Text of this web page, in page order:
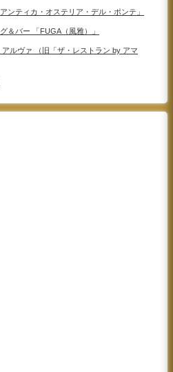
ンティカ・オステリア・デル・ポンテ」
＆バー 「FUGA（風雅）」
ルヴァ （旧「ザ・レストラン by アマ